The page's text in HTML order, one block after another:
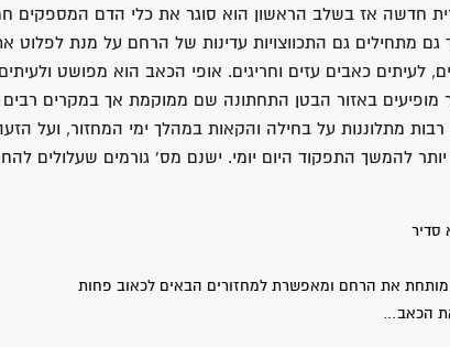
חדשה אז בשלב הראשון הוא סוגר את כלי הדם המספקים
מתחילים גם התכווצויות עדינות של הרחם על מנת לפלוט
לעיתים כאבים עזים וחריגים. אופי הכאב הוא מפושט
מופיעים באזור הבטן התחתונה שם ממוקמת אך במקרים רבים
רבות מתלוננות על בחילה והקאות במהלך ימי המחזור, ועל
להמשך התפקוד היום יומי. ישנם מס' גורמים שעלולים
סדיר
מותחת את הרחם ומאפשרת למחזורים הבאים לכאוב פחות
את הכאב…